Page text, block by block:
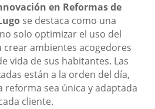
en Reformas de
se destaca como una
solo optimizar el uso del
crear ambientes acogedores
vida de sus habitantes. Las
están a la orden del día,
sea única y adaptada
cliente.